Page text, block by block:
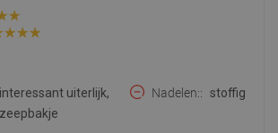
interessant uiterlijk,
zeepbakje
Nadelen: stoffig